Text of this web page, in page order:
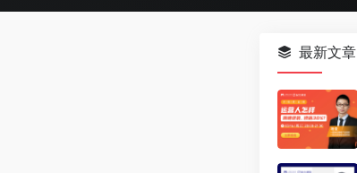
最新文章